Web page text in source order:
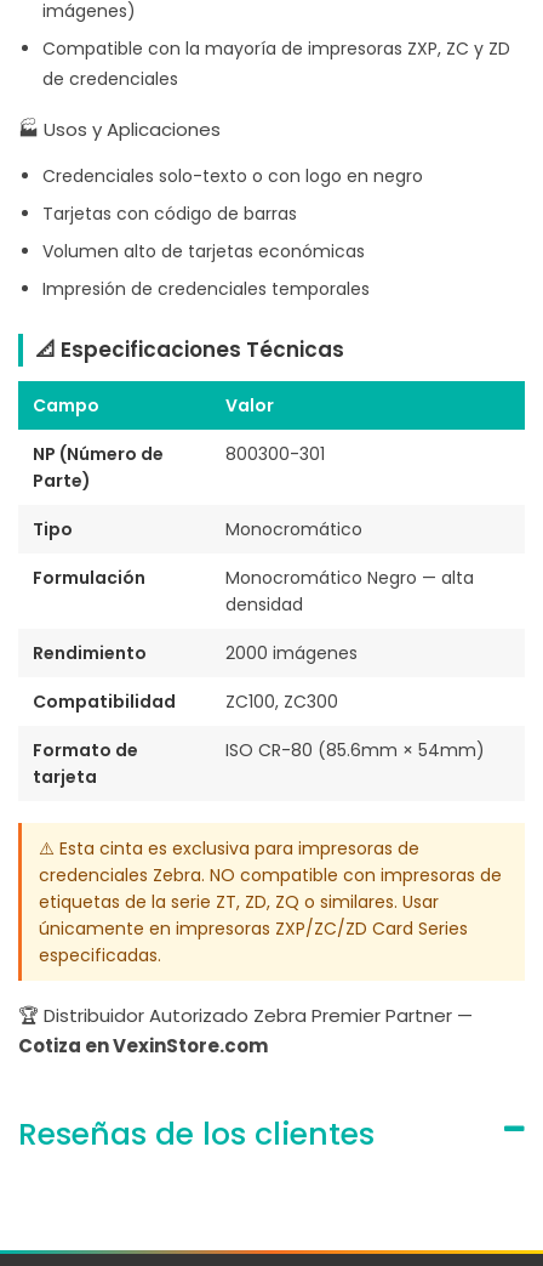
imágenes)
Compatible con la mayoría de impresoras ZXP, ZC y ZD
de credenciales
🏭 Usos y Aplicaciones
Credenciales solo-texto o con logo en negro
Tarjetas con código de barras
Volumen alto de tarjetas económicas
Impresión de credenciales temporales
📐 Especificaciones Técnicas
Campo
Valor
NP (Número de
Parte)
800300-301
Tipo
Monocromático
Formulación
Monocromático Negro — alta
densidad
Rendimiento
2000 imágenes
Compatibilidad
ZC100, ZC300
Formato de
tarjeta
ISO CR-80 (85.6mm × 54mm)
⚠️ Esta cinta es exclusiva para impresoras de
credenciales Zebra. NO compatible con impresoras de
etiquetas de la serie ZT, ZD, ZQ o similares. Usar
únicamente en impresoras ZXP/ZC/ZD Card Series
especificadas.
🏆 Distribuidor Autorizado Zebra Premier Partner —
Cotiza en VexinStore.com
Reseñas de los clientes